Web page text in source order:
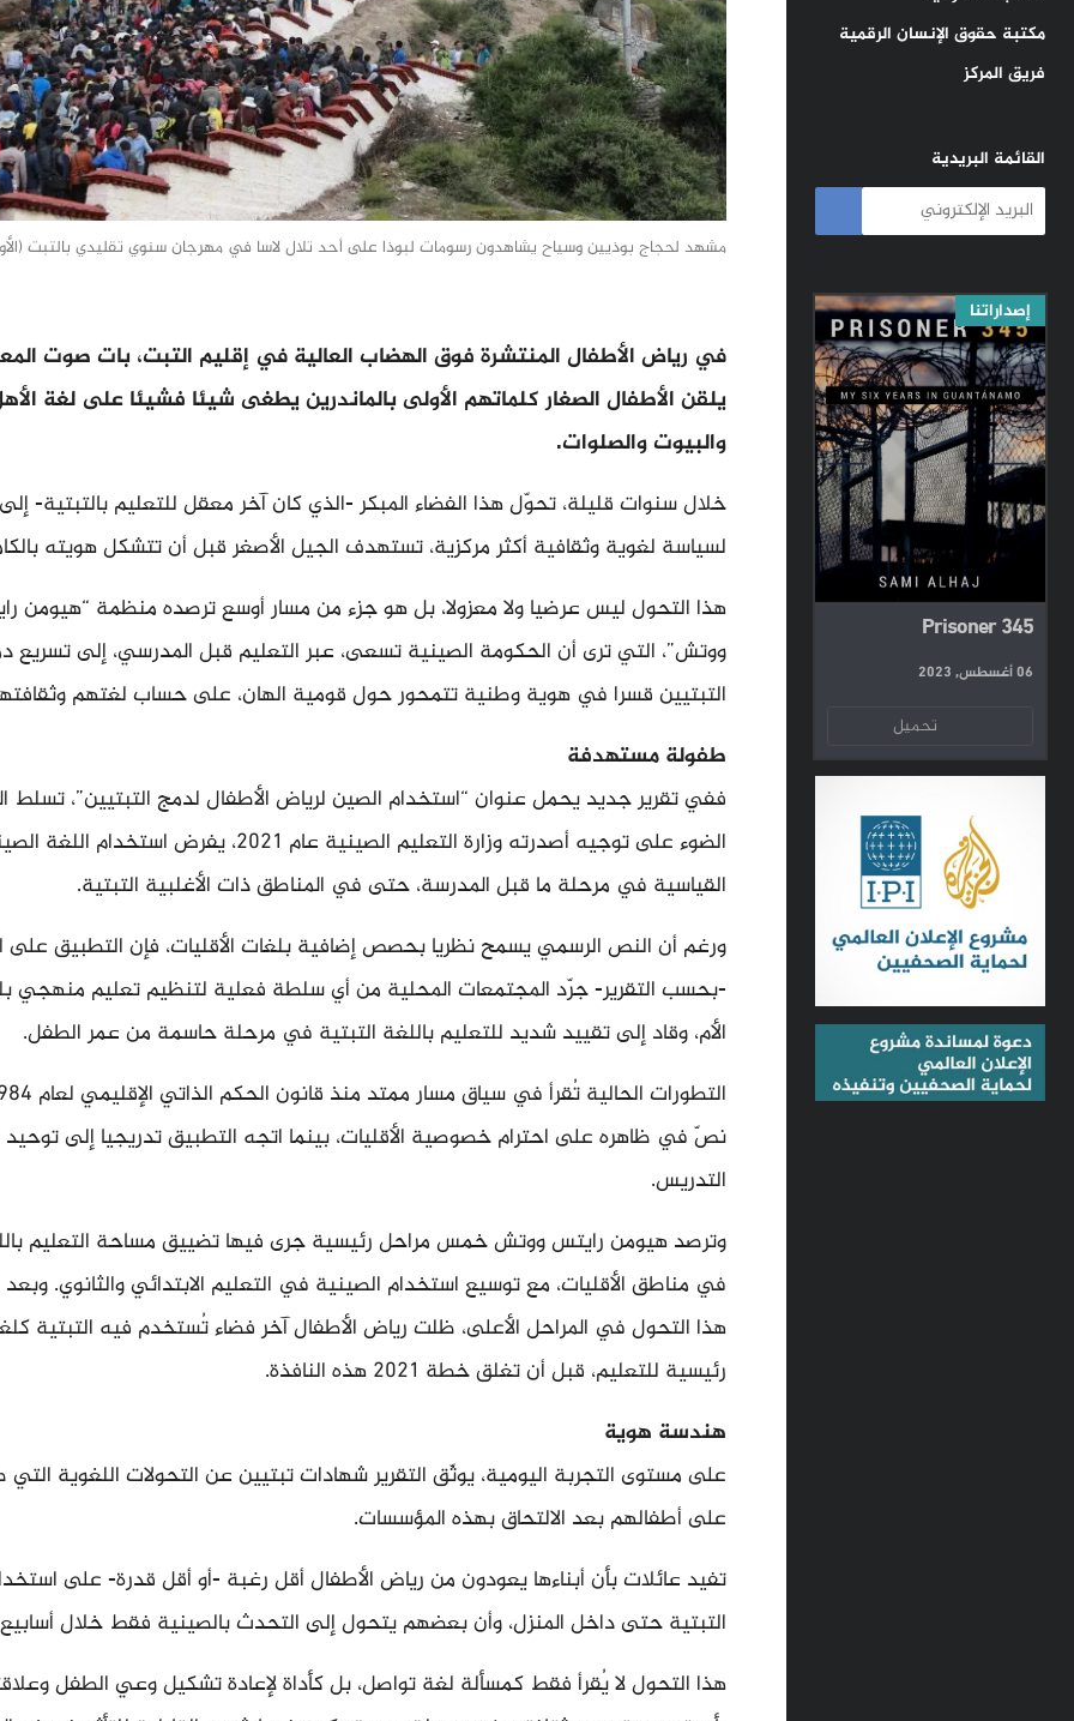
مكتبة حقوق الإنسان الرقمية
فريق المركز
القائمة البريدية
إصداراتنا
Prisoner 345
06 أغسطس, 2023
تحميل
مشهد لحجاج بوذيين وسياح يشاهدون رسومات لبوذا على أحد تلال لاسا في مهرجان سنوي تقليدي بالتبت
في رياض الأطفال المنتشرة فوق الهضاب العالية في إقليم التبت، بات صوت
يلقن الأطفال الصغار كلماتهم الأولى بالماندرين يطغى شيئا فشيئا على لغة
والبيوت والصلوات.
خلال سنوات قليلة، تحوّل هذا الفضاء المبكر -الذي كان آخر معقل للتعليم بالتبتية-
لسياسة لغوية وثقافية أكثر مركزية، تستهدف الجيل الأصغر قبل أن تتشكل هويته
هذا التحول ليس عرضيا ولا معزولا، بل هو جزء من مسار أوسع ترصده منظمة “هيومن
ووتش”، التي ترى أن الحكومة الصينية تسعى، عبر التعليم قبل المدرسي، إلى تسريع
التبتيين قسرا في هوية وطنية تتمحور حول قومية الهان، على حساب لغتهم
طفولة مستهدفة
ففي تقرير جديد يحمل عنوان “استخدام الصين لرياض الأطفال لدمج التبتيين”، تسلط
الضوء على توجيه أصدرته وزارة التعليم الصينية عام 2021، يفرض استخدام
القياسية في مرحلة ما قبل المدرسة، حتى في المناطق ذات الأغلبية التبتية.
ورغم أن النص الرسمي يسمح نظريا بحصص إضافية بلغات الأقليات، فإن التطبيق على
-بحسب التقرير- جرّد المجتمعات المحلية من أي سلطة فعلية لتنظيم تعليم منهجي
الأم، وقاد إلى تقييد شديد للتعليم باللغة التبتية في مرحلة حاسمة من عمر الطفل.
نصّ في ظاهره على احترام خصوصية الأقليات، بينما اتجه التطبيق تدريجيا إلى
التدريس.
وترصد هيومن رايتس ووتش خمس مراحل رئيسية جرى فيها تضييق مساحة التعليم
في مناطق الأقليات، مع توسيع استخدام الصينية في التعليم الابتدائي والثانوي. وبعد
هذا التحول في المراحل الأعلى، ظلت رياض الأطفال آخر فضاء تُستخدم فيه التبتية
رئيسية للتعليم، قبل أن تغلق خطة 2021 هذه النافذة.
هندسة هوية
على مستوى التجربة اليومية، يوثّق التقرير شهادات تبتيين عن التحولات اللغوية
على أطفالهم بعد الالتحاق بهذه المؤسسات.
تفيد عائلات بأن أبناءها يعودون من رياض الأطفال أقل رغبة -أو أقل قدرة- على
التبتية حتى داخل المنزل، وأن بعضهم يتحول إلى التحدث بالصينية فقط خلال
هذا التحول لا يُقرأ فقط كمسألة لغة تواصل، بل كأداة لإعادة تشكيل وعي الطفل